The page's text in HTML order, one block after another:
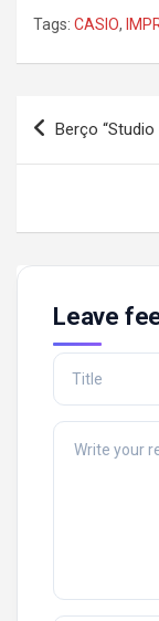
Tags: CASIO,
Post
navigation
Berço “Studio
Leave